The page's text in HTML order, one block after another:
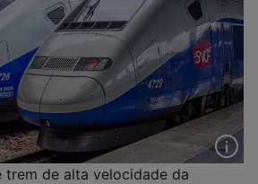
trem de alta velocidade da